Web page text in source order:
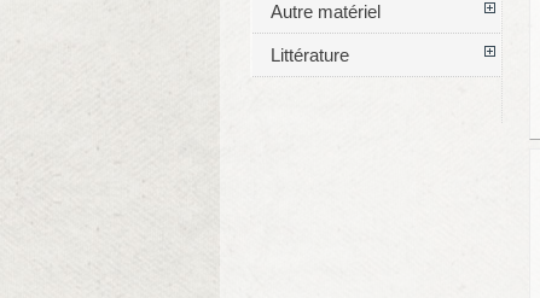
Autre matériel
Littérature